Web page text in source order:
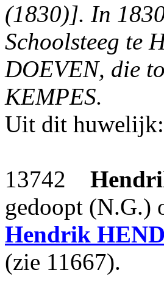
(1830)]. In
Schoolsteeg te
DOEVEN, die
KEMPES.
Uit dit
13742
gedoopt (N.G.)
Hendrik
(zie 11667).